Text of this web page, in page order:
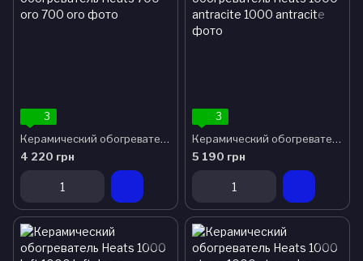
3
Керамический обогреватель Heats 700 oro
4 220 грн
3
Керамический обогреватель Heats 1000 antracite
5 190 грн